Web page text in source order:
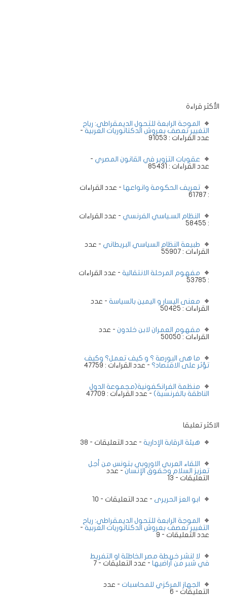
الأكثر قراءة
الموجة الرابعة للتحول الديمقراطي: رياح
التغيير تعصف بعروش الدكتاتوريات العربية -
عدد القراءات : 91053
عقوبات التزوير في القانون المصري -
عدد القراءات : 85431
تعريف الحكومة وانواعها - عدد القراءات
: 61787
النظام السـياسي الفرنسي - عدد القراءات
: 58455
طبيعة النظام السياسي البريطاني - عدد
القراءات : 55907
مفهوم المرحلة الانتقالية - عدد القراءات
: 53785
معنى اليسار و اليمين بالسياسة - عدد
القراءات : 50425
مفهوم العمران لابن خلدون - عدد
القراءات : 50050
ما هى البورصة ؟ و كيف تعمل؟ وكيف
تؤثر على الاقتصاد؟ - عدد القراءات : 47759
منظمة الفرانكفونية(مجموعة الدول
الناطقة بالفرنسية) - عدد القراءات : 47709
الاكثر تعليقا
هيئة الرقابة الإدارية - عدد التعليقات - 38
اللقاء العربي الاوروبي بتونس من أجل
تعزيز السلام وحقوق الإنسان - عدد
التعليقات - 13
ابو العز الحريرى - عدد التعليقات - 10
الموجة الرابعة للتحول الديمقراطي: رياح
التغيير تعصف بعروش الدكتاتوريات العربية -
عدد التعليقات - 9
لا لنشر خريطة مصر الخاطئة او التفريط
في شبر من أراضيها - عدد التعليقات - 7
الجهاز المركزي للمحاسبات - عدد
التعليقات - 6